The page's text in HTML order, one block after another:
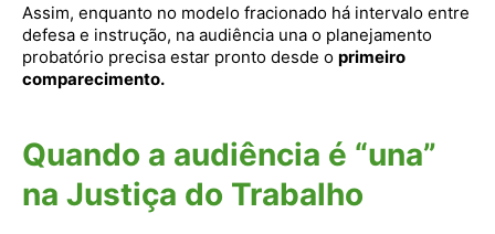
Assim, enquanto no modelo fracionado há intervalo entre
defesa e instrução, na audiência una o planejamento
probatório precisa estar pronto desde o primeiro
comparecimento.
Quando a audiência é “una”
na Justiça do Trabalho